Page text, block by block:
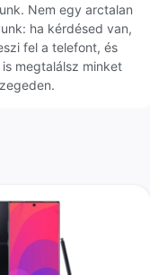
Nem egy arctalan
ha kérdésed van,
fel a telefont, és
megtalálsz minket